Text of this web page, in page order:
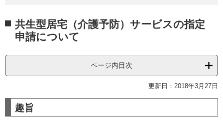
文 共生型居宅（介護予防）サービスの指定
申請について
ページ内目次
更新日：2018年3月27日
趣旨